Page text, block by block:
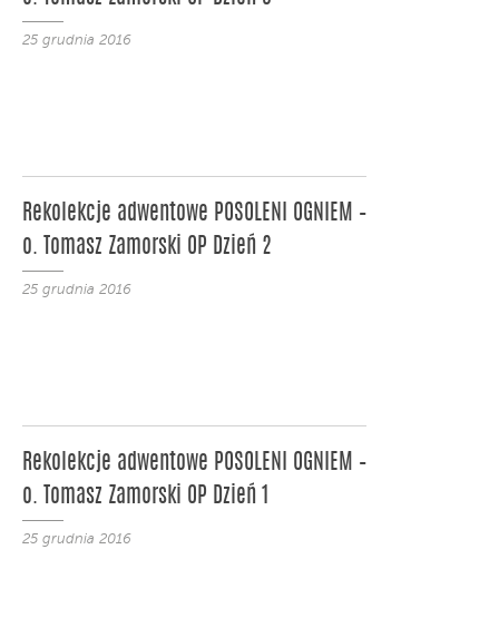
25 grudnia 2016
Rekolekcje adwentowe POSOLENI OGNIEM –
o. Tomasz Zamorski OP Dzień 2
25 grudnia 2016
Rekolekcje adwentowe POSOLENI OGNIEM –
o. Tomasz Zamorski OP Dzień 1
25 grudnia 2016